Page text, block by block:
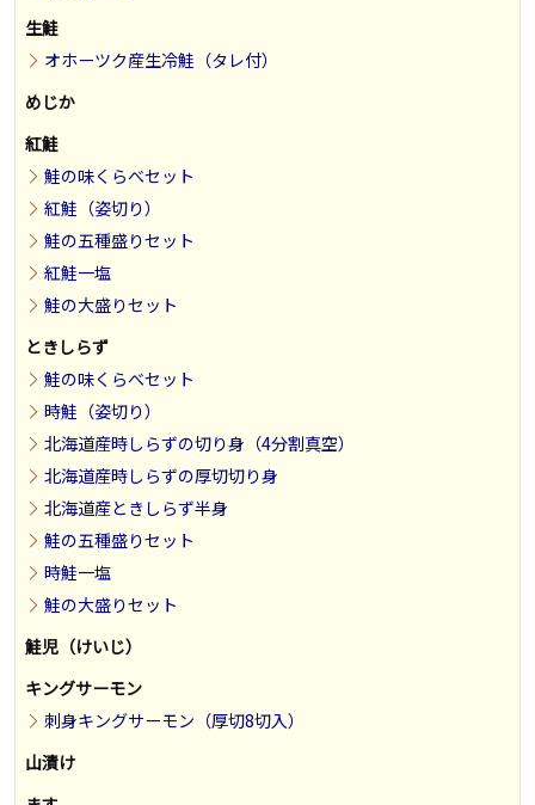
生鮭
オホーツク産生冷鮭（タレ付）
めじか
紅鮭
鮭の味くらべセット
紅鮭（姿切り）
鮭の五種盛りセット
紅鮭一塩
鮭の大盛りセット
ときしらず
鮭の味くらべセット
時鮭（姿切り）
北海道産時しらずの切り身（4分割真空）
北海道産時しらずの厚切切り身
北海道産ときしらず半身
鮭の五種盛りセット
時鮭一塩
鮭の大盛りセット
鮭児（けいじ）
キングサーモン
刺身キングサーモン（厚切8切入）
山漬け